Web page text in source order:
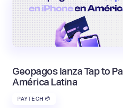
Geopagos lanza Tap to
América Latina
PAYTECH 💳